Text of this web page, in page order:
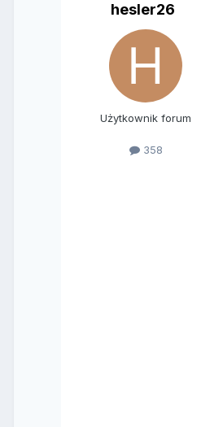
hesler26
Użytkownik forum
358